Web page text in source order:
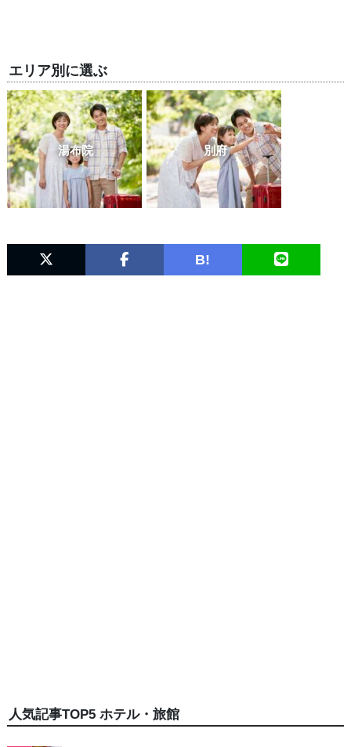
エリア別に選ぶ
湯布院 別府
B!
人気記事TOP5 ホテル・旅館